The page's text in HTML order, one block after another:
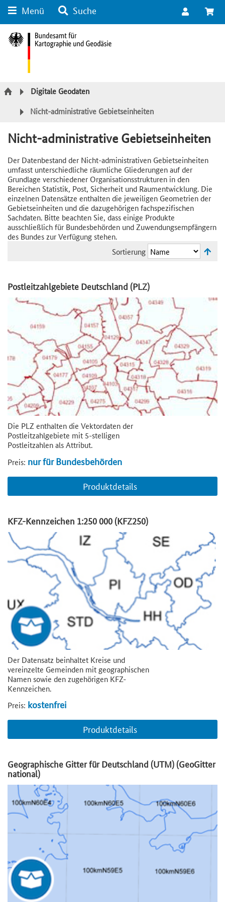
Kategorie Navigation
Menü Suche
Digitale Geodaten
Nicht-administrative Gebietseinheiten
Nicht-administrative Gebietseinheiten
Der Datenbestand der Nicht-administrativen Gebietseinheiten
umfasst unterschiedliche räumliche Gliederungen auf der
Grundlage verschiedener Organisationsstrukturen in den
Bereichen Statistik, Post, Sicherheit und Raumentwicklung. Die
einzelnen Datensätze enthalten die jeweiligen Geometrien der
Gebietseinheiten und die dazugehörigen fachspezifischen
Sachdaten. Bitte beachten Sie, dass einige Produkte
ausschließlich für Bundesbehörden und Zuwendungsempfängern
des Bundes zur Verfügung stehen.
Sortierung
Postleitzahlgebiete Deutschland (PLZ)
Die PLZ enthalten die Vektordaten der
Postleitzahlgebiete mit 5-stelligen
Postleitzahlen als Attribut.
Preis: nur für Bundesbehörden
Produktdetails
KFZ-Kennzeichen 1:250 000 (KFZ250)
Der Datensatz beinhaltet Kreise und
vereinzelte Gemeinden mit geographischen
Namen sowie den zugehörigen KFZ-
Kennzeichen.
Preis: kostenfrei
Produktdetails
Geographische Gitter für Deutschland (UTM) (GeoGitter
national)